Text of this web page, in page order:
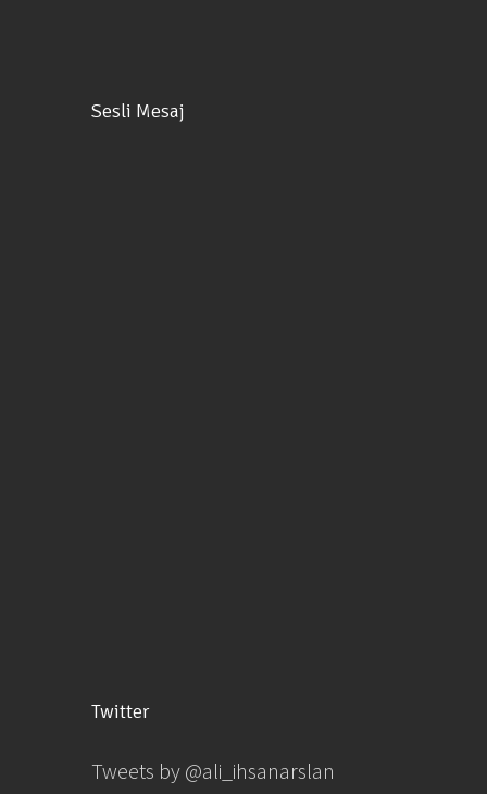
Sesli Mesaj
Twitter
Tweets by @ali_ihsanarslan